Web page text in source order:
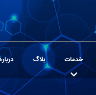
خدمات بلاگ